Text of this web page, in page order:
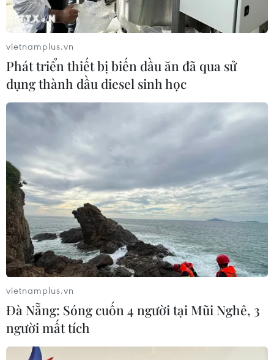
#Dịch COVID-19
#Lây nhiễm cộng đồng
#Ca mắc mới
Ấn Độ
Brazil Mỹ
TIN LIÊN QUAN
vietnamplus.vn
Phát triển thiết bị biến dầu ăn đã qua sử
dụng thành dầu diesel sinh học
vietnamplus.vn
Đà Nẵng: Sóng cuốn 4 người tại Mũi Nghê, 3
người mất tích